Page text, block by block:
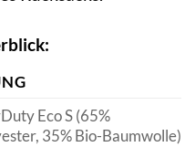
Eco S (65%
35% Bio-Baumwolle)